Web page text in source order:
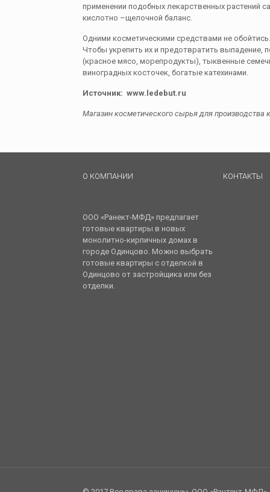
применении подобных лекарственных растений
кислотно –щелочной баланс.
Одними косметическими средствами не
Чтобы укрепить их и предотвратить
(красное мясо, морепродукты), тыквенные
виноградных косточек, богатые катехинами.
Источник: www.ledebut.ru
Магазин косметического сырья для производства
О КОМПАНИИ
ООО «Ранект-МФД» предлагает
готовые квартиры в новых
монолитно-кирпичных домах в
городе Одинцово. Можно выбрать
готовые квартиры с отделкой в
Одинцово от застройщика или без
отделки.
КОНТАКТЫ